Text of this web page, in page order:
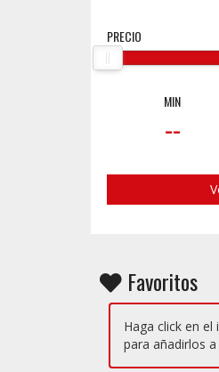
PRECIO
MIN
--
Favoritos
Haga click en el
para añadirlos